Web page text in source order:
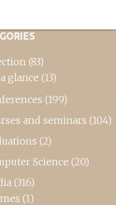
(83)
glance (13)
(199)
and seminars (104)
(2)
Science (20)
(316)
(1)